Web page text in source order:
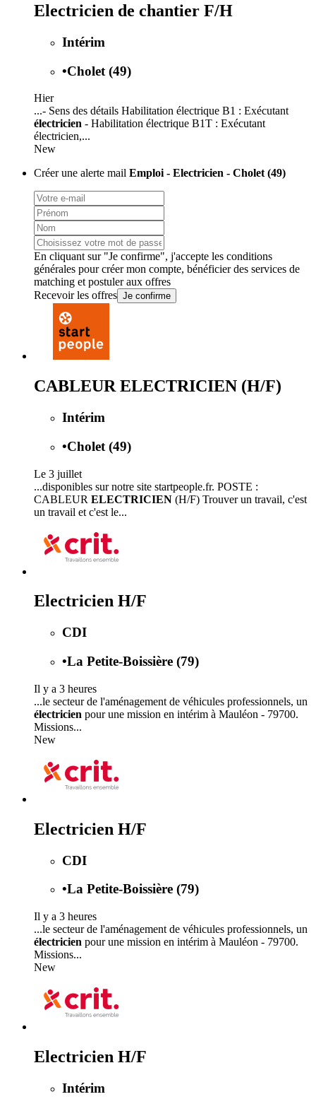
Electricien de chantier F/H
Intérim
•Cholet (49)
Hier
...- Sens des détails Habilitation électrique B1 : Exécutant
électricien - Habilitation électrique B1T : Exécutant
électricien,...
New
Créer une alerte mail Emploi - Electricien - Cholet (49)
En cliquant sur "Je confirme", j'accepte les conditions
générales pour créer mon compte, bénéficier des services de
matching et postuler aux offres
Recevoir les offres Je confirme
CABLEUR ELECTRICIEN (H/F)
Intérim
•Cholet (49)
Le 3 juillet
...disponibles sur notre site startpeople.fr. POSTE :
CABLEUR ELECTRICIEN (H/F) Trouver un travail, c'est
un travail et c'est le...
Electricien H/F
CDI
•La Petite-Boissière (79)
Il y a 3 heures
...le secteur de l'aménagement de véhicules professionnels, un
électricien pour une mission en intérim à Mauléon - 79700.
Missions...
New
Electricien H/F
CDI
•La Petite-Boissière (79)
Il y a 3 heures
...le secteur de l'aménagement de véhicules professionnels, un
électricien pour une mission en intérim à Mauléon - 79700.
Missions...
New
Electricien H/F
Intérim